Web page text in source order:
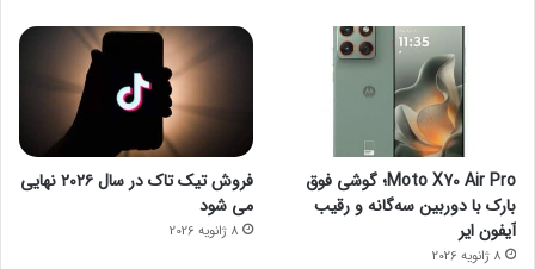
Moto X70 Air Pro؛ گوشی فوق
بارک با دوربین سه‌گانه و رقیب
آیفون ایر
8 ژانویه 2026
فروش تیک تاک در سال ۲۰۲۶ نهایی
می شود
8 ژانویه 2026